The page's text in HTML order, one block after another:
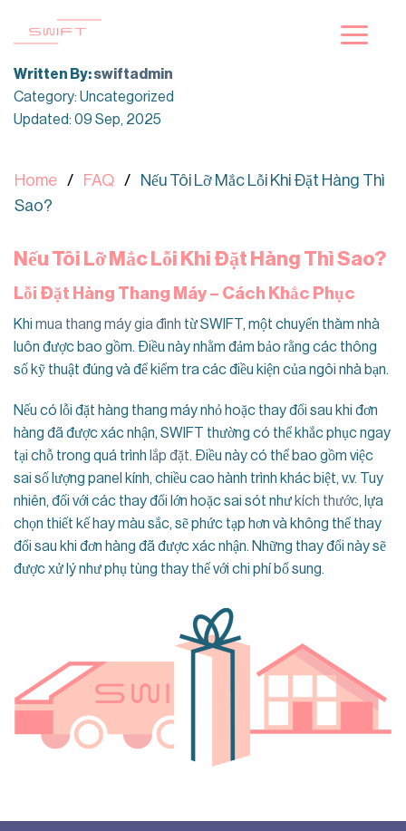
Written By:swiftadmin
Category: Uncategorized
Updated: 09 Sep, 2025
Home FAQ
Nếu Tôi Lỡ Mắc Lỗi Khi Đặt Hàng Thì
Sao?
Nếu Tôi Lỡ Mắc Lỗi Khi Đặt Hàng Thì Sao?
Lỗi Đặt Hàng Thang Máy – Cách Khắc Phục
Khi mua thang máy gia đình từ SWIFT, một chuyến thăm nhà
luôn được bao gồm. Điều này nhằm đảm bảo rằng các thông
số kỹ thuật đúng và để kiểm tra các điều kiện của ngôi nhà bạn.
Nếu có lỗi đặt hàng thang máy nhỏ hoặc thay đổi sau khi đơn
hàng đã được xác nhận, SWIFT thường có thể khắc phục ngay
tại chỗ trong quá trình lắp đặt. Điều này có thể bao gồm việc
sai số lượng panel kính, chiều cao hành trình khác biệt, v.v. Tuy
nhiên, đối với các thay đổi lớn hoặc sai sót như kích thước, lựa
chọn thiết kế hay màu sắc, sẽ phức tạp hơn và không thể thay
đổi sau khi đơn hàng đã được xác nhận. Những thay đổi này sẽ
được xử lý như phụ tùng thay thế với chi phí bổ sung.